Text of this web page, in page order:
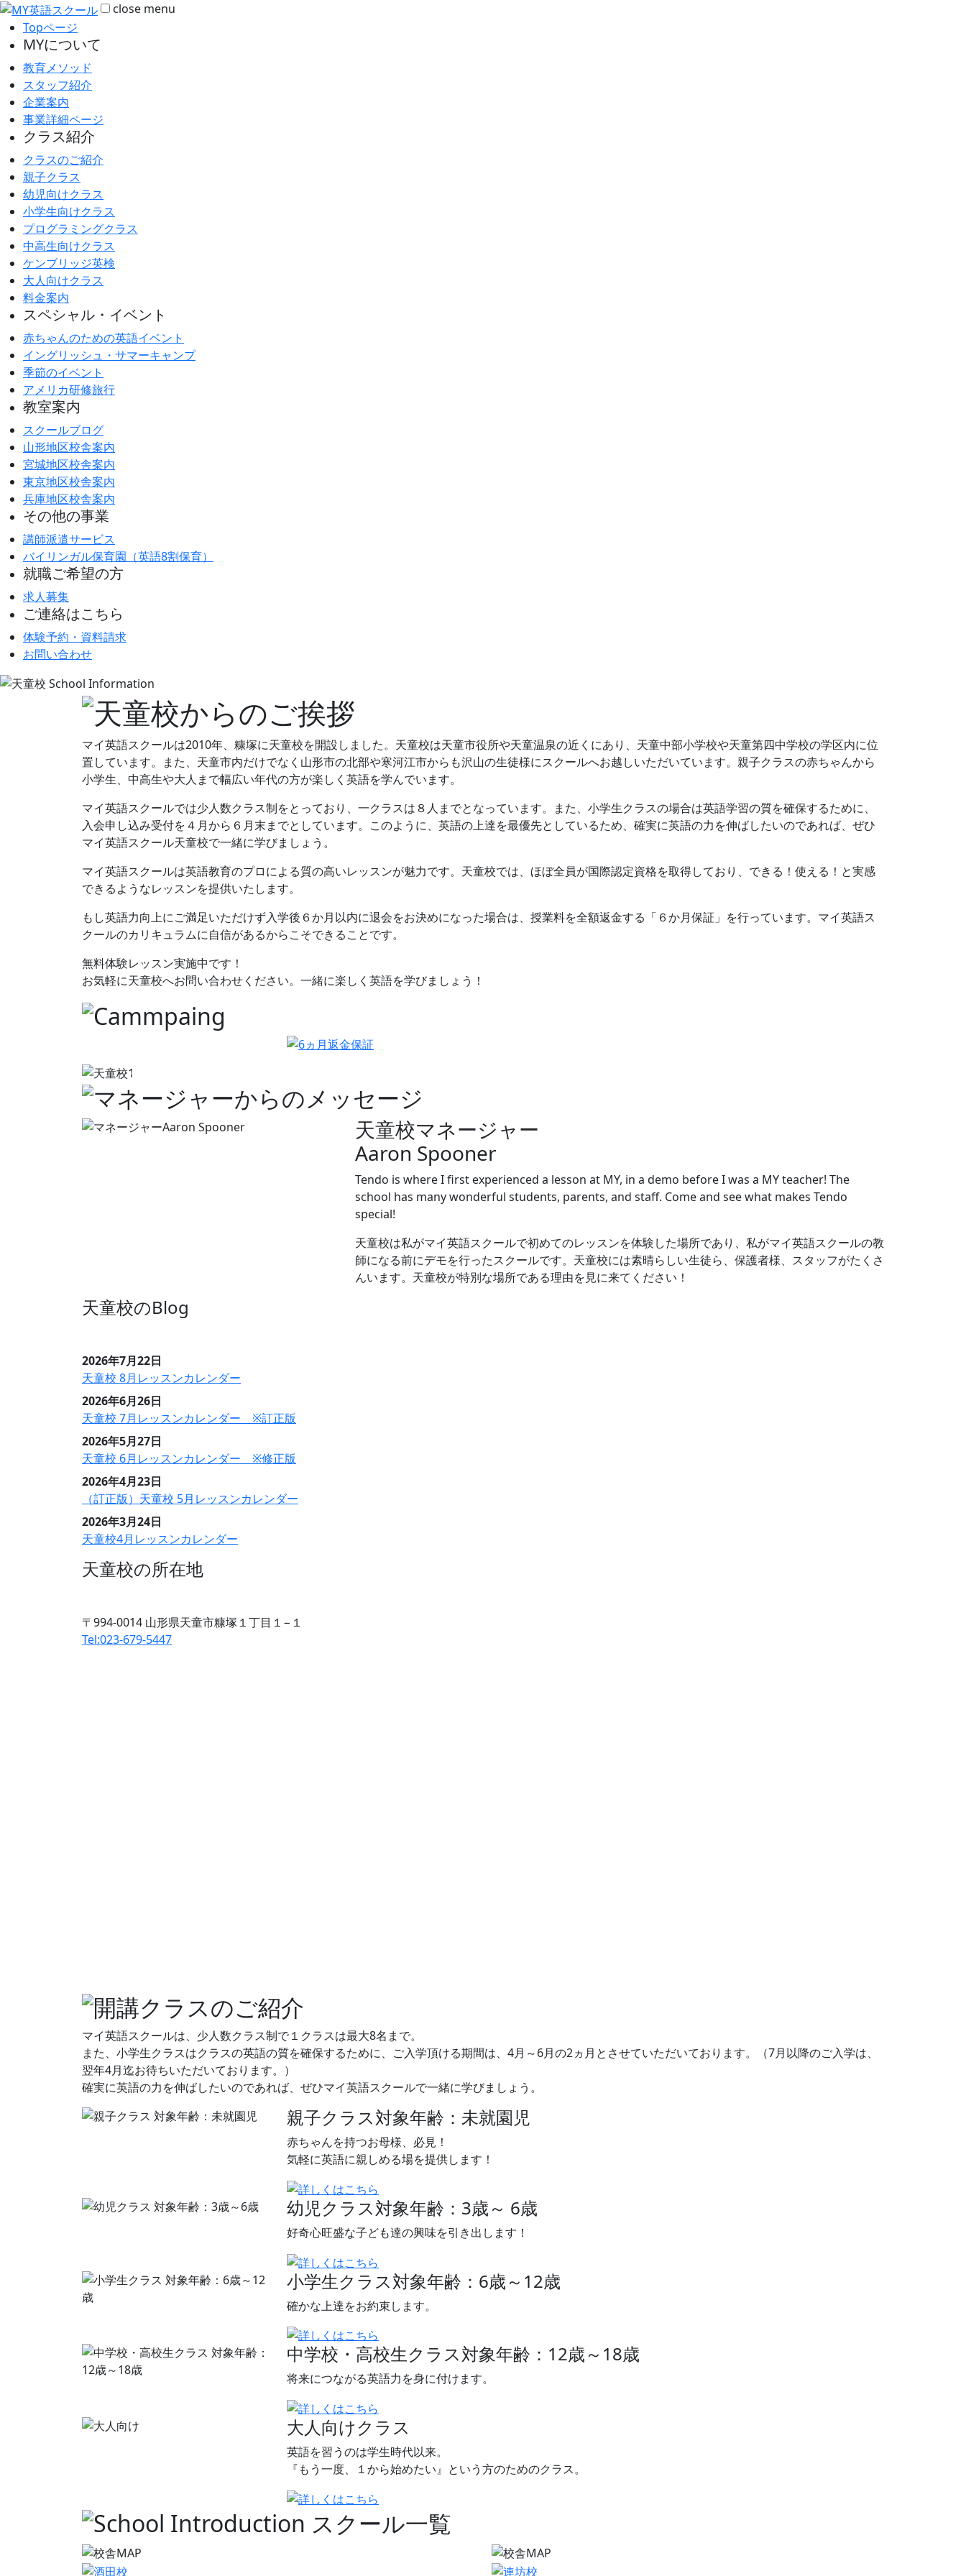
close menu
Topページ
MYについて
教育メソッド
スタッフ紹介
企業案内
事業詳細ページ
クラス紹介
クラスのご紹介
親子クラス
幼児向けクラス
小学生向けクラス
プログラミングクラス
中高生向けクラス
ケンブリッジ英検
大人向けクラス
料金案内
スペシャル・イベント
赤ちゃんのための英語イベント
イングリッシュ・サマーキャンプ
季節のイベント
アメリカ研修旅行
教室案内
スクールブログ
山形地区校舎案内
宮城地区校舎案内
東京地区校舎案内
兵庫地区校舎案内
その他の事業
講師派遣サービス
バイリンガル保育園（英語8割保育）
就職ご希望の方
求人募集
ご連絡はこちら
体験予約・資料請求
お問い合わせ
マイ英語スクールは2010年、糠塚に天童校を開設しました。天童校は天童市役所や天童温泉の近くにあり、天童中部小学校や天童第四中学校の学区内に位
置しています。また、天童市内だけでなく山形市の北部や寒河江市からも沢山の生徒様にスクールへお越しいただいています。親子クラスの赤ちゃんから
小学生、中高生や大人まで幅広い年代の方が楽しく英語を学んでいます。
マイ英語スクールでは少人数クラス制をとっており、一クラスは８人までとなっています。また、小学生クラスの場合は英語学習の質を確保するために、
入会申し込み受付を４月から６月末までとしています。このように、英語の上達を最優先としているため、確実に英語の力を伸ばしたいのであれば、ぜひ
マイ英語スクール天童校で一緒に学びましょう。
マイ英語スクールは英語教育のプロによる質の高いレッスンが魅力です。天童校では、ほぼ全員が国際認定資格を取得しており、できる！使える！と実感
できるようなレッスンを提供いたします。
もし英語力向上にご満足いただけず入学後６か月以内に退会をお決めになった場合は、授業料を全額返金する「６か月保証」を行っています。マイ英語ス
クールのカリキュラムに自信があるからこそできることです。
無料体験レッスン実施中です！
お気軽に天童校へお問い合わせください。一緒に楽しく英語を学びましょう！
天童校マネージャー
Aaron Spooner
Tendo is where I first experienced a lesson at MY, in a demo before I was a MY teacher! The
school has many wonderful students, parents, and staff. Come and see what makes Tendo
special!
天童校は私がマイ英語スクールで初めてのレッスンを体験した場所であり、私がマイ英語スクールの教
師になる前にデモを行ったスクールです。天童校には素晴らしい生徒ら、保護者様、スタッフがたくさ
んいます。天童校が特別な場所である理由を見に来てください！
天童校のBlog
2026年7月22日
天童校 8月レッスンカレンダー
2026年6月26日
天童校 7月レッスンカレンダー ※訂正版
2026年5月27日
天童校 6月レッスンカレンダー ※修正版
2026年4月23日
（訂正版）天童校 5月レッスンカレンダー
2026年3月24日
天童校4月レッスンカレンダー
天童校の所在地
〒994-0014 山形県天童市糠塚１丁目１−１
Tel:023-679-5447
マイ英語スクールは、少人数クラス制で１クラスは最大8名まで。
また、小学生クラスはクラスの英語の質を確保するために、ご入学頂ける期間は、4月～6月の2ヵ月とさせていただいております。（7月以降のご入学は、
翌年4月迄お待ちいただいております。）
確実に英語の力を伸ばしたいのであれば、ぜひマイ英語スクールで一緒に学びましょう。
親子クラス対象年齢：未就園児
赤ちゃんを持つお母様、必見！
気軽に英語に親しめる場を提供します！
幼児クラス対象年齢：3歳～ 6歳
好奇心旺盛な子ども達の興味を引き出します！
小学生クラス対象年齢：6歳～12歳
確かな上達をお約束します。
中学校・高校生クラス対象年齢：12歳～18歳
将来につながる英語力を身に付けます。
大人向けクラス
英語を習うのは学生時代以来。
『もう一度、１から始めたい』という方のためのクラス。